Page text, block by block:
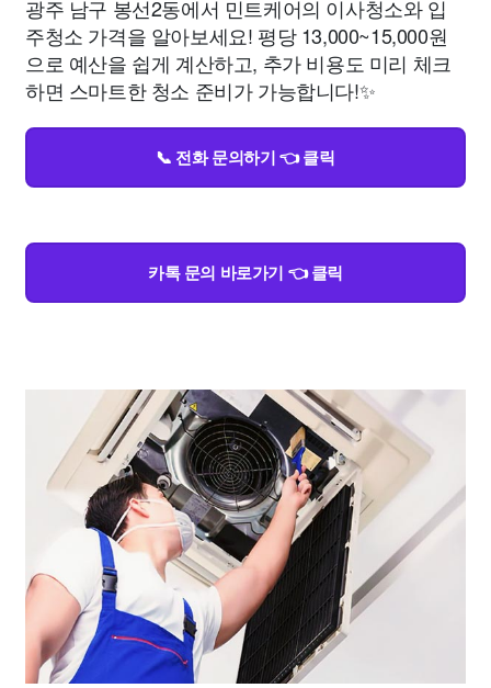
광주 남구 봉선2동에서 민트케어의 이사청소와 입
주청소 가격을 알아보세요! 평당 13,000~15,000원
으로 예산을 쉽게 계산하고, 추가 비용도 미리 체크
하면 스마트한 청소 준비가 가능합니다!✨
📞 전화 문의하기 👈 클릭
카톡 문의 바로가기 👈 클릭